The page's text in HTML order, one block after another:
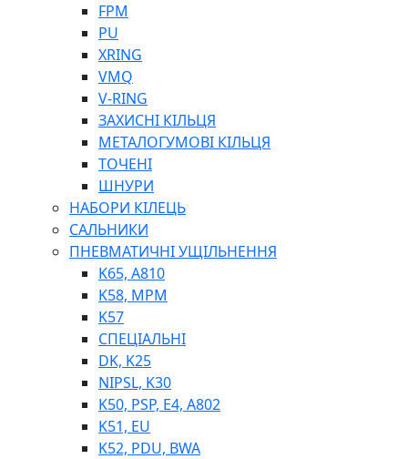
ШЛАНГИ, ТРУБКИ
ШПРИЦИ МАСТИЛЬНІ
ТОСОЛ, АНТИФРИЗ
ОЛИВА-ПАЛИВО
ПОВІТРЯ-ВОДА
ДЛЯ ЗВАРЮВАННЯ
НАПІРНО-ВСМОКТУЮЧІ
FPM
PU
XRING
VMQ
V-RING
ЗАХИСНІ КІЛЬЦЯ
МЕТАЛОГУМОВІ КІЛЬЦЯ
ТОЧЕНІ
ШНУРИ
НАБОРИ КІЛЕЦЬ
САЛЬНИКИ
ПНЕВМАТИЧНІ УЩІЛЬНЕННЯ
K65, A810
K58, MPM
K57
СПЕЦІАЛЬНІ
DK, K25
NIPSL, K30
K50, PSP, E4, A802
K51, EU
K52, PDU, BWA